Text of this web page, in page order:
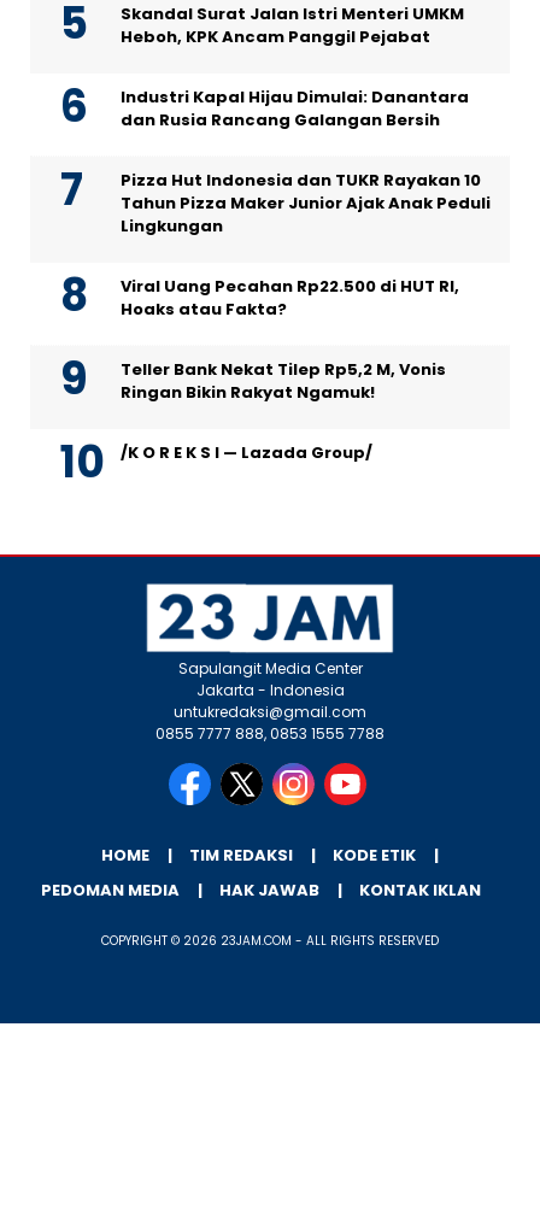
Skandal Surat Jalan Istri Menteri UMKM
Heboh, KPK Ancam Panggil Pejabat
Industri Kapal Hijau Dimulai: Danantara
dan Rusia Rancang Galangan Bersih
Pizza Hut Indonesia dan TUKR Rayakan 10
Tahun Pizza Maker Junior Ajak Anak Peduli
Lingkungan
Viral Uang Pecahan Rp22.500 di HUT RI,
Hoaks atau Fakta?
Teller Bank Nekat Tilep Rp5,2 M, Vonis
Ringan Bikin Rakyat Ngamuk!
/K O R E K S I — Lazada Group/
Sapulangit Media Center
Jakarta - Indonesia
untukredaksi@gmail.com
0855 7777 888, 0853 1555 7788
HOME TIM REDAKSI
KODE ETIK
PEDOMAN MEDIA
HAK JAWAB KONTAK IKLAN
COPYRIGHT © 2026 23JAM.COM - ALL RIGHTS RESERVED